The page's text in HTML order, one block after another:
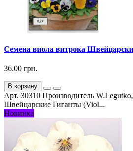
Семена виола витрока
36.00 грн.
В корзину
Арт. 30310 Производитель
Швейцарские Гиганты (Viol...
Новинка